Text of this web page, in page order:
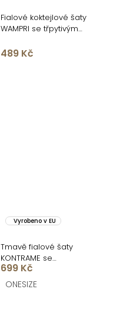
Fialové koktejlové šaty
WAMPRI se třpytivým
489 Kč
Vyrobeno v EU
Tmavě fialové šaty
KONTRAME se
zavazováním na
ramenech
699 Kč
ONESIZE